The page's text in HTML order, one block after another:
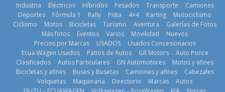
BMW, Toyota,
Bosch y
prueban flota
La Vuelta al
Ecuador 2026,
edición 47ª,
recorre 7
provincias en 8
días
¿Qué puede
pasar con tu
vehículo si
permanece
varios días sin
Industria Eléctricos Híbridos Pesados Transporte
Camiones
Deportes
Fórmula 1 Rally Pista 4×4 Karting
Motociclismo
Ciclismo
Motos Bicicletas Turismo Aventura
Galerías de Fotos
Más fotos
Eventos Varios Movilidad
Nuevos
Precios por Marcas
USADOS
Usados Concesionarios
Ecua-Wagen Usados
Patios de Autos GR Motors
Auto Ponce
Clasificados
Autos Particulares GN Automotores
Motos y afines
Bicicletas y afines
Buses y Busetas Camiones y afines
Cabezales
Volquetas
Maquinaria Directorio Marcas
Autos